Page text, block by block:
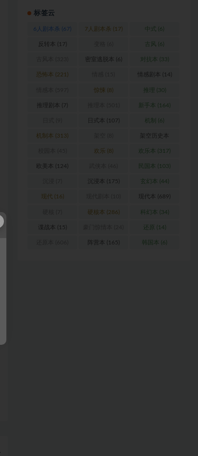
标签云
6人剧本杀 (67) 7人剧本杀 (17) 中式 (6)
反转本 (17) 古风 (6)
密室逃脱本 (6) 对抗本 (33)
恐怖本 (221) 情感剧本 (14)
惊悚 (8) 推理 (30)
推理剧本 (7) 新手本 (164)
日式本 (107) 机制 (6)
机制本 (313) 架空历史本
(102)
欢乐 (8) 欢乐本 (317)
欧美本 (124) 民国本 (103)
沉浸本 (175) 玄幻本 (44)
现代 (16) 现代本 (689)
硬核本 (286) 科幻本 (34)
谍战本 (15) 还原 (14)
阵营本 (165) 韩国本 (6)